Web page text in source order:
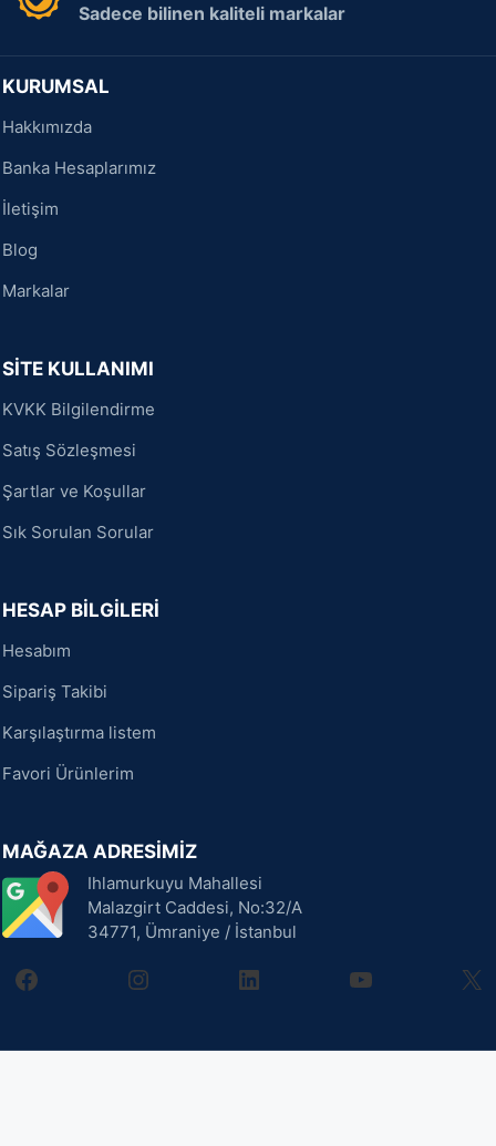
Sadece bilinen kaliteli markalar
KURUMSAL
Hakkımızda
Banka Hesaplarımız
İletişim
Blog
Markalar
SİTE KULLANIMI
KVKK Bilgilendirme
Satış Sözleşmesi
Şartlar ve Koşullar
Sık Sorulan Sorular
HESAP BİLGİLERİ
Hesabım
Sipariş Takibi
Karşılaştırma listem
Favori Ürünlerim
MAĞAZA ADRESİMİZ
Ihlamurkuyu Mahallesi
Malazgirt Caddesi, No:32/A
34771, Ümraniye / İstanbul
facebookinstagramlinkedin youtube X